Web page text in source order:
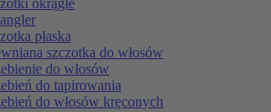
okrągłe
płaska
szczotka do włosów
do włosów
do tapirowania
do włosów kręconych